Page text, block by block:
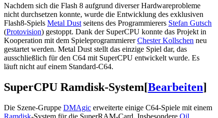
Nachdem sich die Flash 8 aufgrund diverser Hardwareprobleme
nicht durchsetzen konnte, wurde die Entwicklung des exklusiven
Flash8-Spiels Metal Dustseitens des Programmierers Stefan Gutsch
(Protovision) gestoppt. Dank der SuperCPU konnte das Projekt in
Kooperation mit dem SpieleprogrammiererChester Kollschen neu
gestartet werden. Metal Dust stellt das einzige Spiel dar, das
ausschließlich für den C64 mit SuperCPU entwickelt wurde. Es
läuft nicht auf einem Standard-C64.
SuperCPU Ramdisk-System[Bearbeiten]
Die Szene-Gruppe DMAgic erweiterte einige C64-Spiele mit einem